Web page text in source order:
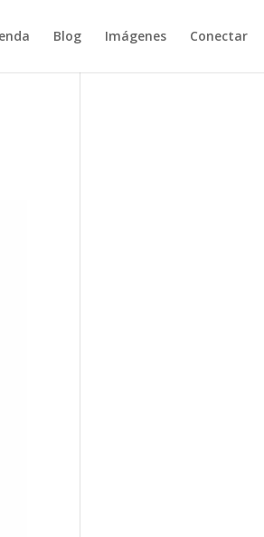
Blog Imágenes Conectar